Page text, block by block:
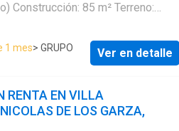
2 recámaras 2 baños
excelente estado de
1 mes> GRUPO
Ver en detalle
RENTA EN VILLA
DE LOS GARZA,